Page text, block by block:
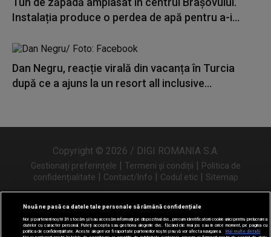
Instalația produce o perdea de apă pentru a-i...
Dan Negru, reacție virală din vacanța în Turcia
după ce a ajuns la un resort all inclusive...
Copyright © 2026 / DIGI ROMANIA S.A.
Gestionați preferințele | Termeni și condiții | Politica de
confidențialitate | Contact/Info | Codul etic | Sitemap
Urmărește-ne și pe
Nouă ne pasă ca datele tale personale să rămână confidențiale
Noi și partenerii noștri31 stocăm și/sau accesăm informații pe dispozitivul dvs., precum identificatorii cookie unici pentru prelucrarea
datelor cu caracter personal. Puteți accepta sau gestiona alegerile dvs. făcând clic mai jos sau în orice moment, pe pagina cu
politica de confidențialitate. Aceste alegeri vor fi raportate partenerilor noștri și nu vă vor afecta navigarea.
Mai multe detalii